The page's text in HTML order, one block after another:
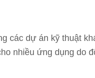
các dự án kỹ thuật
nhiều ứng dụng do